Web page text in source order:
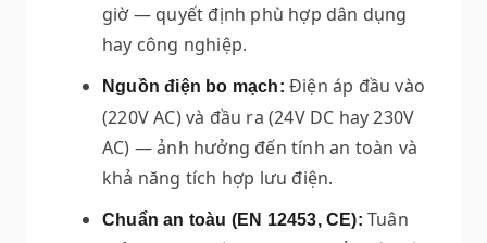
giờ — quyết định phù hợp dân dụng
hay công nghiệp.
Nguồn điện bo mạch: Điện áp đầu vào
(220V AC) và đầu ra (24V DC hay 230V
AC) — ảnh hưởng đến tính an toàn và
khả năng tích hợp lưu điện.
Chuẩn an toàu (EN 12453, CE): Tuân